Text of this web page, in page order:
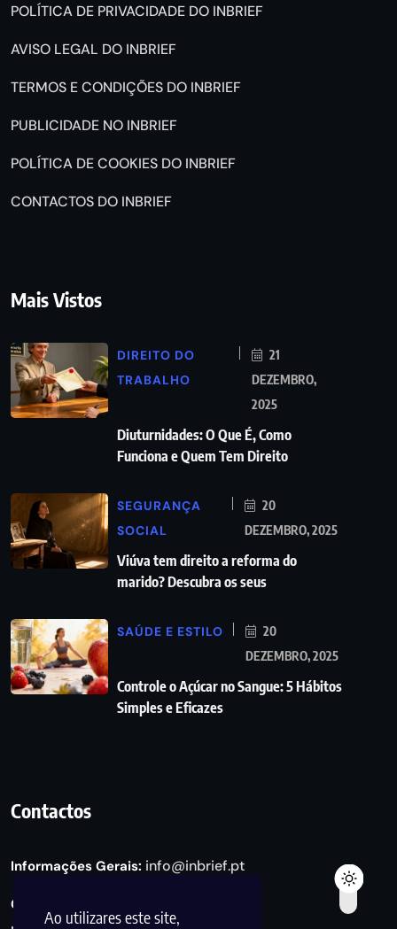
Ao utilizares este site,
POLÍTICA DE PRIVACIDADE DO INBRIEF
AVISO LEGAL DO INBRIEF
TERMOS E CONDIÇÕES DO INBRIEF
PUBLICIDADE NO INBRIEF
POLÍTICA DE COOKIES DO INBRIEF
CONTACTOS DO INBRIEF
Mais Vistos
DIREITO DO
TRABALHO
21
DEZEMBRO,
2025
Diuturnidades: O Que É, Como
Funciona e Quem Tem Direito
SEGURANÇA
SOCIAL
20
DEZEMBRO, 2025
Viúva tem direito a reforma do
marido? Descubra os seus
SAÚDE E ESTILO
20
DEZEMBRO, 2025
Controle o Açúcar no Sangue: 5 Hábitos
Simples e Eficazes
Contactos
Informações Gerais: info@inbrief.pt
Consultas de Marketing e Parcerias: